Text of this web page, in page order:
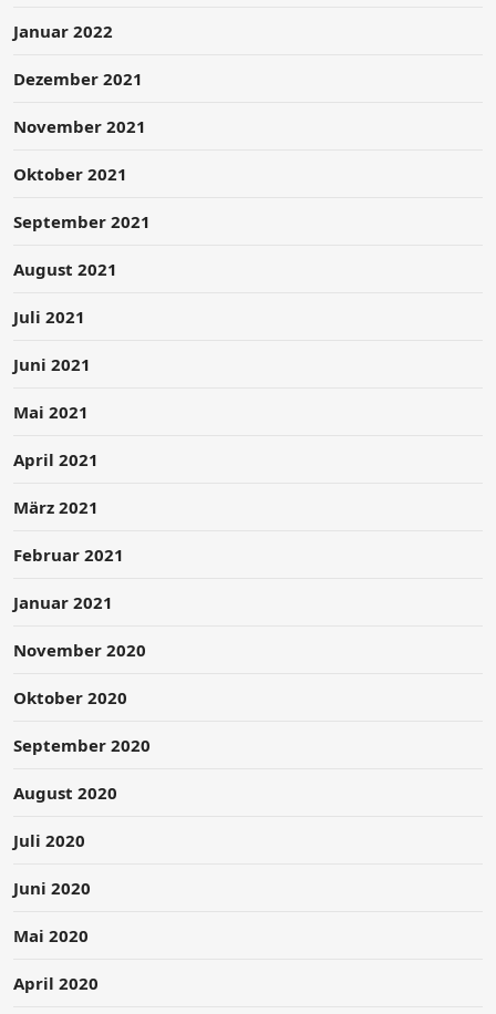
Januar 2022
Dezember 2021
November 2021
Oktober 2021
September 2021
August 2021
Juli 2021
Juni 2021
Mai 2021
April 2021
März 2021
Februar 2021
Januar 2021
November 2020
Oktober 2020
September 2020
August 2020
Juli 2020
Juni 2020
Mai 2020
April 2020